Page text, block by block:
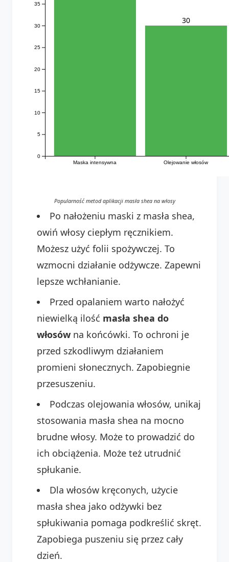
Maska intensywna Olejowanie włosów
0
5
10
15
20
25
30
35
30
Popularność metod aplikacji masła shea na włosy
Po nałożeniu maski z masła shea,
owiń włosy ciepłym ręcznikiem.
Możesz użyć folii spożywczej. To
wzmocni działanie odżywcze. Zapewni
lepsze wchłanianie.
Przed opalaniem warto nałożyć
niewielką ilość masła shea do
włosów na końcówki. To ochroni je
przed szkodliwym działaniem
promieni słonecznych. Zapobiegnie
przesuszeniu.
Podczas olejowania włosów, unikaj
stosowania masła shea na mocno
brudne włosy. Może to prowadzić do
ich obciążenia. Może też utrudnić
spłukanie.
Dla włosów kręconych, użycie
masła shea jako odżywki bez
spłukiwania pomaga podkreślić skręt.
Zapobiega puszeniu się przez cały
dzień.